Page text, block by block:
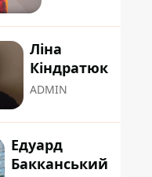
Ліна
Кіндратюк
ADMIN
Едуард
Бакканський